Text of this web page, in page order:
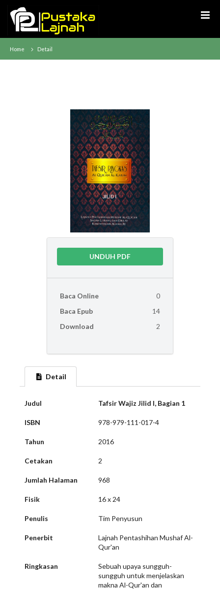
Home Detail
UNDUH PDF
Baca Online
0
Baca Epub
14
Download
2
Detail
Judul Tafsir Wajiz Jilid I, Bagian 1
ISBN 978-979-111-017-4
Tahun 2016
Cetakan 2
Jumlah Halaman 968
Fisik 16 x 24
Penulis Tim Penyusun
Penerbit
Lajnah Pentashihan Mushaf Al-
Qur'an
Ringkasan
Sebuah upaya sungguh-
sungguh untuk menjelaskan
makna Al-Qur'an dan